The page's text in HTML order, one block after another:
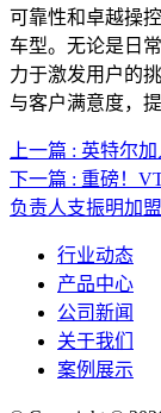
可靠性和卓越操
车型。无论是日
力于激发用户的
与客户满意度，
上一篇 : 英特尔
下一篇 : 重磅！
负责人支振明加
行业动态
产品中心
公司新闻
关于我们
案例展示